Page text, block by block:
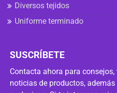
Diversos tejidos
Uniforme terminado
SUSCRÍBETE
Contacta ahora para
noticias de productos,